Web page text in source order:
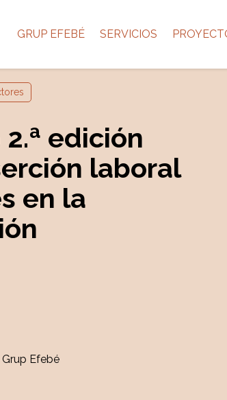
GRUP EFEBÉ SERVICIOS
edición
laboral
en la
Grup Efebé